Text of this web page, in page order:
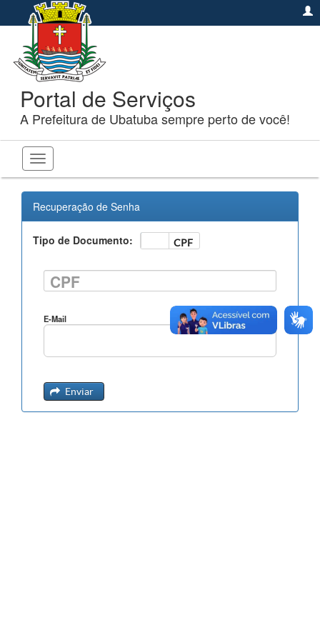
Portal de Serviços
A Prefeitura de Ubatuba sempre perto de você!
Toggle
navigation
Recuperação de Senha
Tipo de Documento: CPF
CNPJ
CPF
E-Mail
Enviar